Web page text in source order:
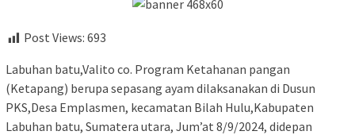
Post Views: 693
Labuhan batu,Valito co. Program Ketahanan pangan
(Ketapang) berupa sepasang ayam dilaksanakan di Dusun
PKS,Desa Emplasmen, kecamatan Bilah Hulu,Kabupaten
Labuhan batu, Sumatera utara, Jum’at 8/9/2024, didepan